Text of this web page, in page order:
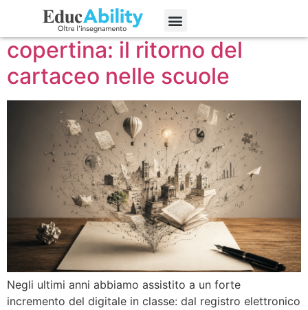
Dallo schermo alla
copertina: il ritorno del
cartaceo nelle scuole
Negli ultimi anni abbiamo assistito a un forte
incremento del digitale in classe: dal registro elettronico